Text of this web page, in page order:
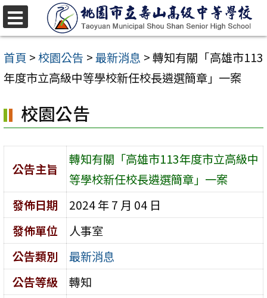
跳
至
主
要
容
區
首頁 >校園公告 >最新消息 >轉知有關「高雄市113
年度市立高級中等學校新任校長遴選簡章」一案
校園公告
公告主旨
轉知有關「高雄市113年度市立高級中
等學校新任校長遴選簡章」一案
發佈日期
2024 年 7 月 04 日
發佈單位
人事室
公告類別
最新消息
公告等級
轉知
選
單